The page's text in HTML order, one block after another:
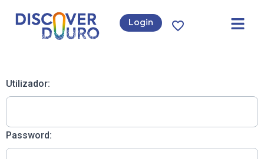
Login
Utilizador:
Password: